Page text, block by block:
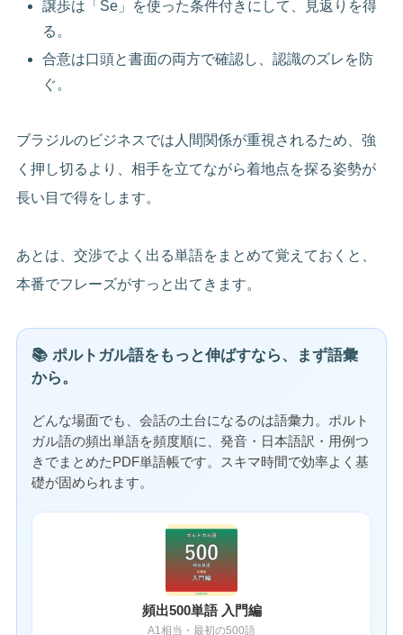
譲歩は「Se」を使った条件付きにして、見返りを得
る。
合意は口頭と書面の両方で確認し、認識のズレを防
ぐ。
ブラジルのビジネスでは人間関係が重視されるため、強
く押し切るより、相手を立てながら着地点を探る姿勢が
長い目で得をします。
あとは、交渉でよく出る単語をまとめて覚えておくと、
本番でフレーズがすっと出てきます。
📚 ポルトガル語をもっと伸ばすなら、まず語彙
から。
どんな場面でも、会話の土台になるのは語彙力。ポルト
ガル語の頻出単語を頻度順に、発音・日本語訳・用例つ
きでまとめたPDF単語帳です。スキマ時間で効率よく基
礎が固められます。
頻出500単語 入門編
A1相当・最初の500語